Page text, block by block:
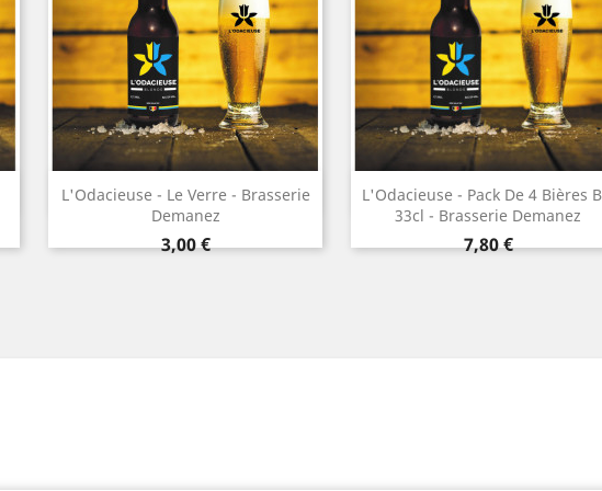
L'Odacieuse - Le Verre - Brasserie
Demanez
Prix
3,00 €
Aperçu rapide
L'Odacieuse - Pack De 4 Bières
33cl - Brasserie Demanez
Prix
7,80 €
Aperçu rapide